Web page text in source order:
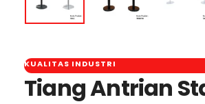
KUALITAS INDUSTRI
Tiang Antrian